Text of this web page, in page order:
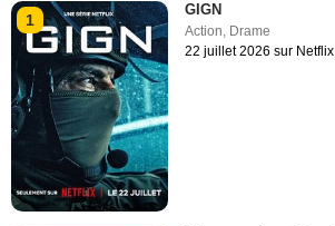
1
GIGN
Action, Drame
22 juillet 2026 sur Netflix